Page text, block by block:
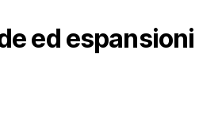
ed espansioni